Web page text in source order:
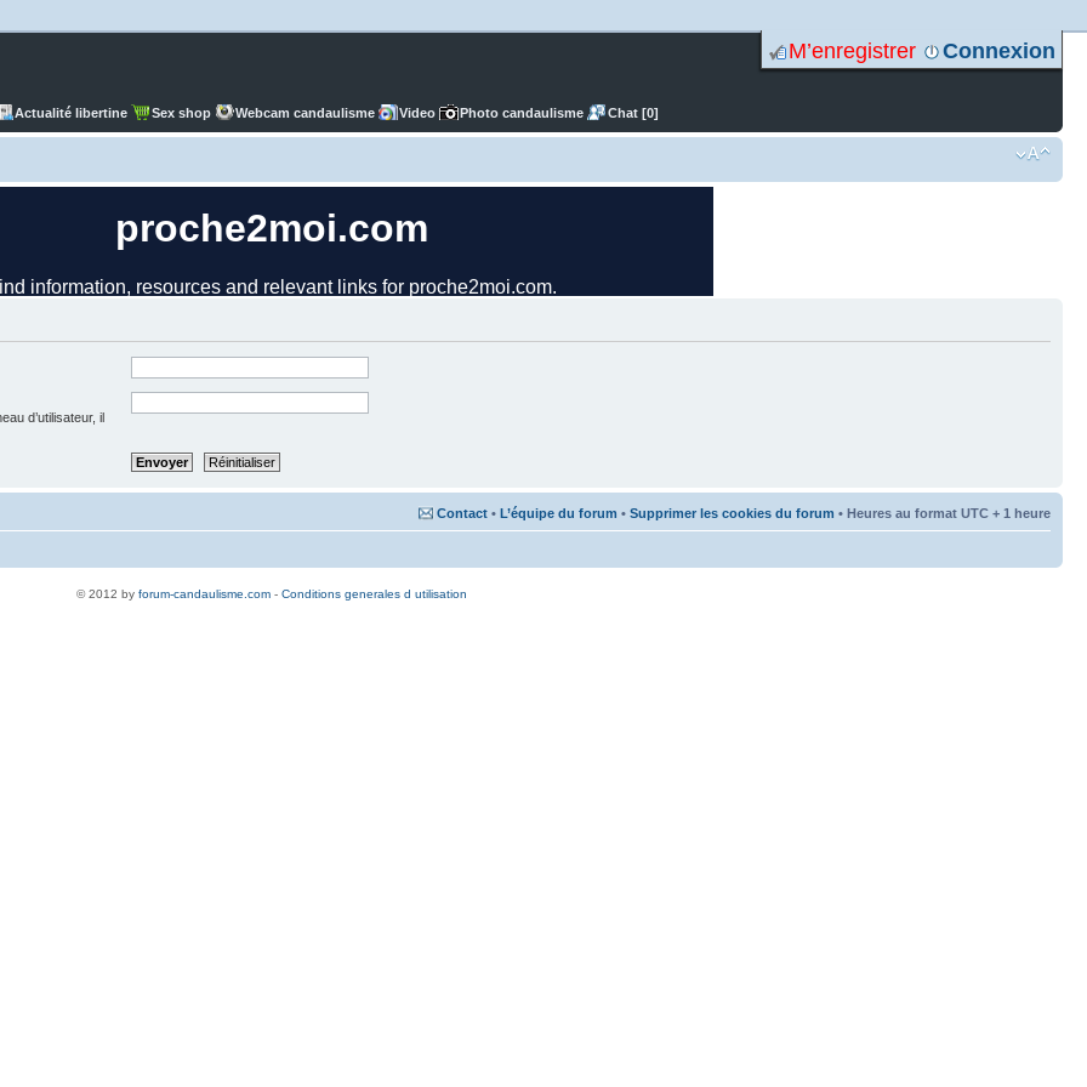
M’enregistrer Connexion
Actualité libertine Sex shop Webcam candaulisme Video Photo candaulisme Chat [0]
d’utilisateur, il
Contact • L’équipe du forum • Supprimer les cookies du forum • Heures au format UTC + 1 heure
© 2012 by forum-candaulisme.com - Conditions generales d utilisation